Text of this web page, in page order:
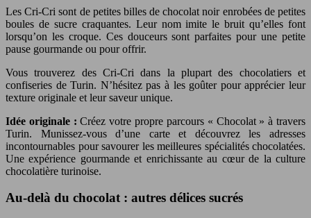
Les Cri-Cri sont de petites billes de chocolat noir enrobées de petites
boules de sucre craquantes. Leur nom imite le bruit qu’elles font
lorsqu’on les croque. Ces douceurs sont parfaites pour une petite
pause gourmande ou pour offrir.
Vous trouverez des Cri-Cri dans la plupart des chocolatiers et
confiseries de Turin. N’hésitez pas à les goûter pour apprécier leur
texture originale et leur saveur unique.
Idée originale :Créez votre propre parcours « Chocolat » à travers
Turin. Munissez-vous d’une carte et découvrez les adresses
incontournables pour savourer les meilleures spécialités chocolatées.
Une expérience gourmande et enrichissante au cœur de la culture
chocolatière turinoise.
Au-delà du chocolat : autres délices sucrés